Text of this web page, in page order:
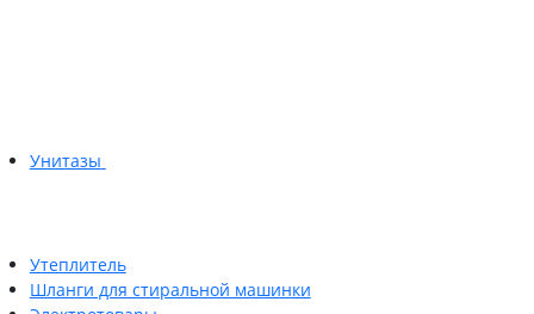
Унитазы
Утеплитель
Шланги для стиральной машинки